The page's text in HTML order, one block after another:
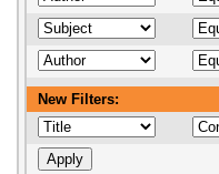
New Filters: